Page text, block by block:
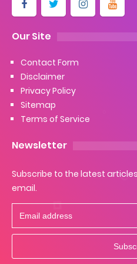
Cara Mengatasi Aplikasi
Our Site
Contact Form
Disclaimer
Privacy Policy
Sitemap
Terms of Service
Newsletter
Subscribe to the latest
email.